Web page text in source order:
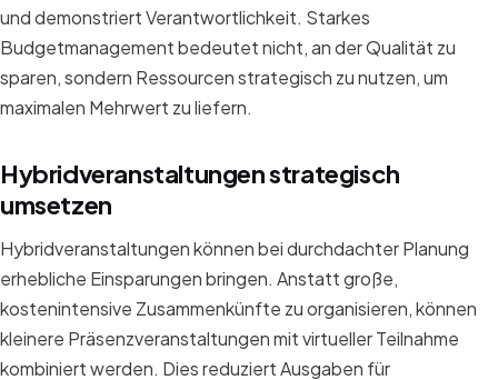
und demonstriert Verantwortlichkeit. Starkes
Budgetmanagement bedeutet nicht, an der Qualität zu
sparen, sondern Ressourcen strategisch zu nutzen, um
maximalen Mehrwert zu liefern.
Hybridveranstaltungen strategisch
umsetzen
Hybridveranstaltungen können bei durchdachter Planung
erhebliche Einsparungen bringen. Anstatt große,
kostenintensive Zusammenkünfte zu organisieren, können
kleinere Präsenzveranstaltungen mit virtueller Teilnahme
kombiniert werden. Dies reduziert Ausgaben für